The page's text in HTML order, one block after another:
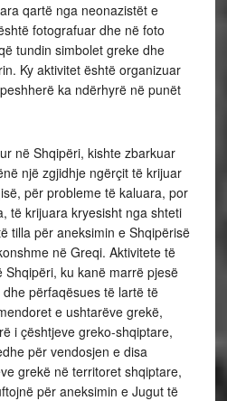
qartë nga neonazistët e
fotografuar dhe në foto
tundin simbolet greke dhe
Ky aktivitet është organizuar
ka ndërhyrë në punët
në Shqipëri, kishte zbarkuar
një zgjidhje ngërçit të krijuar
për probleme të kaluara, por
të krijuara kryesisht nga shteti
tilla për aneksimin e Shqipërisë
në Greqi. Aktivitete të
Shqipëri, ku kanë marrë pjesë
përfaqësues të lartë të
e ushtarëve grekë,
i çështjeve greko-shqiptare,
për vendosjen e disa
grekë në territoret shqiptare,
për aneksimin e Jugut të